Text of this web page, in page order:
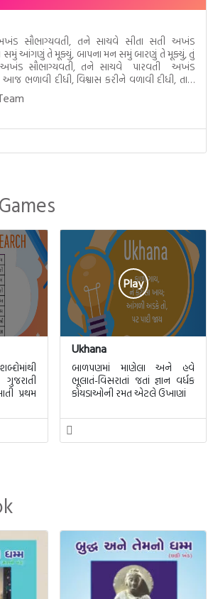
સૌભાગ્યવતી, તને સાચવે સીતા સતી અખંડ
સમું આંગણું તે મૂક્યું, બાપના મન સમું બારણું તે મૂક્યું, તું
અખંડ સૌભાગ્યવતી, તને સાચવે પારવતી અખંડ
ભળાવી દીધી, વિશ્વાસ કરીને વળાવી દીધી, તારો
સૌભાગ્યવતી, તને સાચવે સીતા સતી અખંડ […]
પ્રથમ
Play
Ukhana
બાળપણમાં માણેલા અને હવે
ભૂલાતં-વિસરાતાં જતાં જ્ઞાન વર્ધક
કોયડાઓની રમત એટલે ઉખાણાં